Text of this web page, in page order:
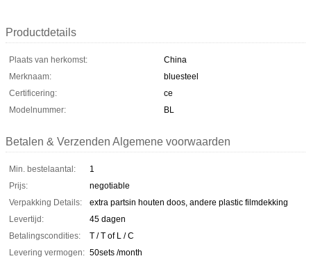
Productdetails
Plaats van herkomst:
China
Merknaam:
bluesteel
Certificering:
ce
Modelnummer:
BL
Betalen & Verzenden Algemene voorwaarden
Min. bestelaantal:
1
Prijs:
negotiable
Verpakking Details:
extra partsin houten doos, andere plastic filmdekking
Levertijd:
45 dagen
Betalingscondities:
T / T of L / C
Levering vermogen: 50sets /month